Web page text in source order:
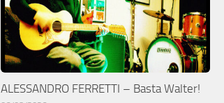
ALESSANDRO FERRETTI – Basta Walter!